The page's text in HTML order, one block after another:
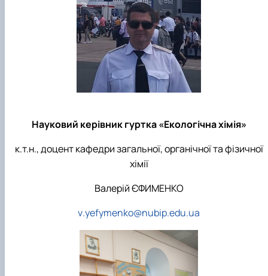
Студентський науковий гурток
ХІМІЯ РОСЛИН»
Студентський науковий гурток «Екологічна хімія»
Науковий керівник гуртка «Екологічна хімія»
к.т.н., доцент кафедри загальної, органічної та фізичної
хімії
Валерій ЄФИМЕНКО
v.yefymenko@nubip.edu.ua